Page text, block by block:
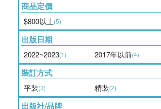
商品定價
$800以上(5)
出版日期
2022~2023(1) 2017年以前(4)
裝訂方式
平裝(3) 精裝(2)
出版社/品牌